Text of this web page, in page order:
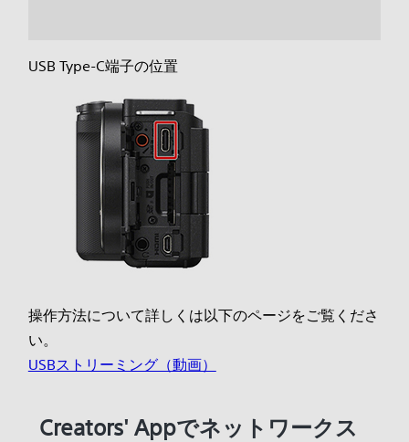
USB Type-C端子の位置
操作方法について詳しくは以下のページをご覧くださ
い。
USBストリーミング（動画）
Creators' Appでネットワークス